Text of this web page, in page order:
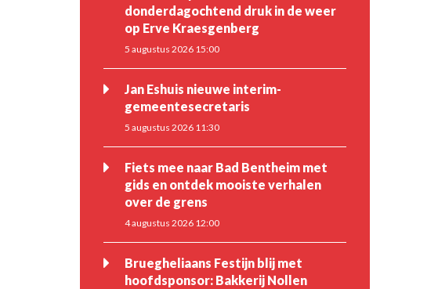
donderdagochtend druk in de weer
op Erve Kraesgenberg
5 augustus 2026 15:00
Jan Eshuis nieuwe interim-
gemeentesecretaris
5 augustus 2026 11:30
Fiets mee naar Bad Bentheim met
gids en ontdek mooiste verhalen
over de grens
4 augustus 2026 12:00
Bruegheliaans Festijn blij met
hoofdsponsor: Bakkerij Nollen